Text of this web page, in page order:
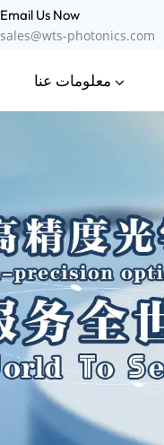
Email Us Now
sales@wts-photonics.com
معلومات عنا